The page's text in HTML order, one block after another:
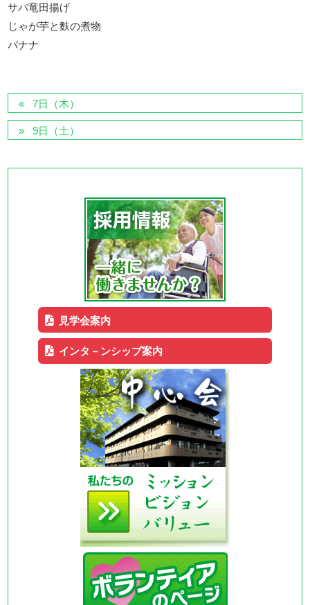
サバ竜田揚げ
じゃが芋と麩の煮物
バナナ
7日（木）
9日（土）
見学会案内
インタ－ンシップ案内